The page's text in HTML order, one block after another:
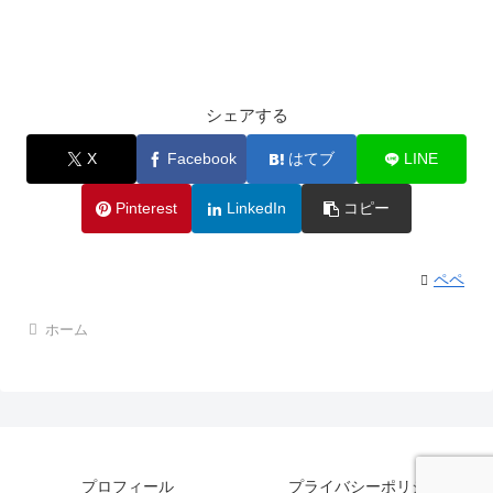
シェアする
X Facebook はてブ LINE
Pinterest LinkedIn コピー
ペペ
ホーム
プロフィール プライバシーポリシー